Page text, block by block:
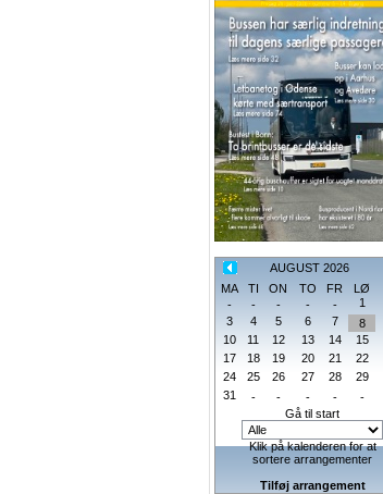
AUGUST 2026
MA
TI ON TO FR LØ
-
- - - - 1
3
4 5 6 7 8
10
11 12 13 14 15
17
18 19 20 21 22
24
25 26 27 28 29
31
- - - - -
Gå til start
Klik på kalenderen for at
sortere arrangementer
Tilføj arrangement